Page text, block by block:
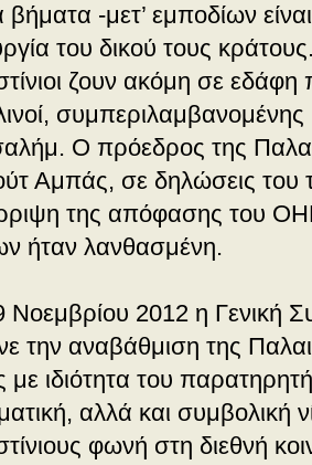
-μετ’ εμποδίων
του δικού τους
ζουν ακόμη σε εδάφη
συμπεριλαμβανομένης
Ο πρόεδρος της
Αμπάς, σε δηλώσεις του
της απόφασης του
ήταν λανθασμένη.
Νοεμβρίου 2012 η Γενική
την αναβάθμιση της
με ιδιότητα του
αλλά και συμβολική
φωνή στη διεθνή